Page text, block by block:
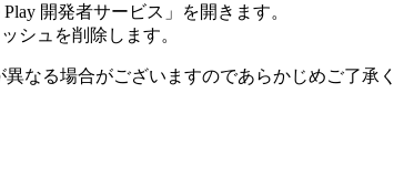
開発者サービス」を開きます。
シュを削除します。
なる場合がございますのであらかじめご了承